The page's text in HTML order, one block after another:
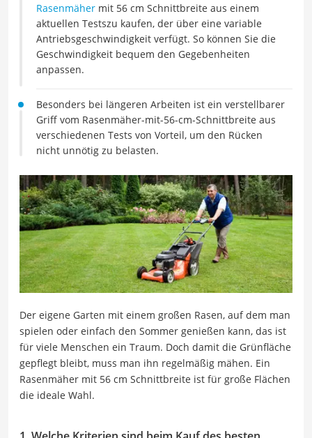
Rasenmäher mit 56 cm Schnittbreite aus einem
aktuellen Testszu kaufen, der über eine variable
Antriebsgeschwindigkeit verfügt. So können Sie die
Geschwindigkeit bequem den Gegebenheiten
anpassen.
Besonders bei längeren Arbeiten ist ein verstellbarer
Griff vom Rasenmäher-mit-56-cm-Schnittbreite aus
verschiedenen Tests von Vorteil, um den Rücken
nicht unnötig zu belasten.
Der eigene Garten mit einem großen Rasen, auf dem man
spielen oder einfach den Sommer genießen kann, das ist
für viele Menschen ein Traum. Doch damit die Grünfläche
gepflegt bleibt, muss man ihn regelmäßig mähen. Ein
Rasenmäher mit 56 cm Schnittbreite ist für große Flächen
die ideale Wahl.